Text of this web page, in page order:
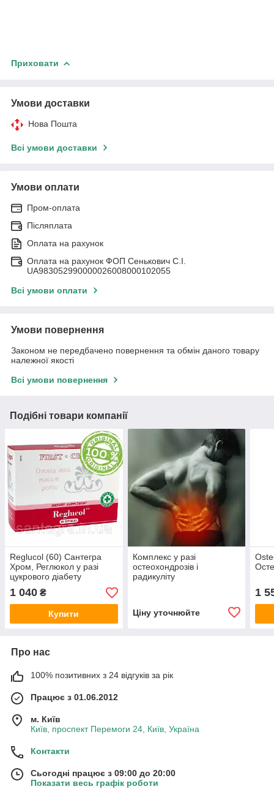
Приховати
Умови доставки
Нова Пошта
Всі умови доставки
Умови оплати
Пром-оплата
Післяплата
Оплата на рахунок
Оплата на рахунок ФОП Сенькович С.І.
UA983052990000026008000102055
Всі умови оплати
Умови повернення
Законом не передбачено повернення та обмін даного товару
належної якості
Всі умови повернення
Подібні товари компанії
Reglucol (60) Сантегра
Хром, Реглюкол у разі
цукрового діабету
1 040 ₴
Купити
Комплекс у разі
остеохондрозів і
радикуліту
Ціну уточнюйте
1
Про нас
100% позитивних з 24 відгуків за рік
Працює з 01.06.2012
м. Київ
Київ, проспект Перемоги 24, Київ, Україна
Контакти
Сьогодні працює з 09:00 до 20:00
Показати весь графік роботи